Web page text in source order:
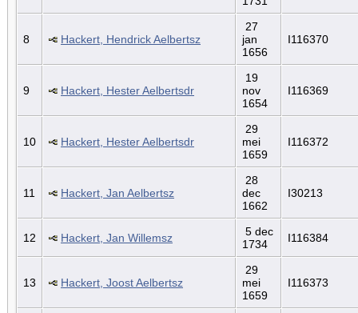
8 Hackert, Hendrick Aelbertsz
27
jan
1656
I116370
9 Hackert, Hester Aelbertsdr
19
nov
1654
I116369
10 Hackert, Hester Aelbertsdr
29
mei
1659
I116372
11 Hackert, Jan Aelbertsz
28
dec
1662
I30213
12 Hackert, Jan Willemsz
5 dec
1734
I116384
13 Hackert, Joost Aelbertsz
29
mei
1659
I116373